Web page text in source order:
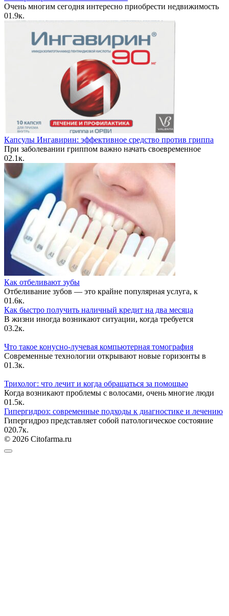
Очень многим сегодня интересно приобрести недвижимость
01.9к.
Капсулы Ингавирин: эффективное средство против гриппа
При заболевании гриппом важно начать своевременное
02.1к.
Как отбеливают зубы
Отбеливание зубов — это крайне популярная услуга, к
01.6к.
Как быстро получить наличный кредит на два месяца
В жизни иногда возникают ситуации, когда требуется
03.2к.
Что такое конусно-лучевая компьютерная томография
Современные технологии открывают новые горизонты в
01.3к.
Трихолог: что лечит и когда обращаться за помощью
Когда возникают проблемы с волосами, очень многие люди
01.5к.
Гипергидроз: современные подходы к диагностике и лечению
Гипергидроз представляет собой патологическое состояние
020.7к.
© 2026 Citofarma.ru